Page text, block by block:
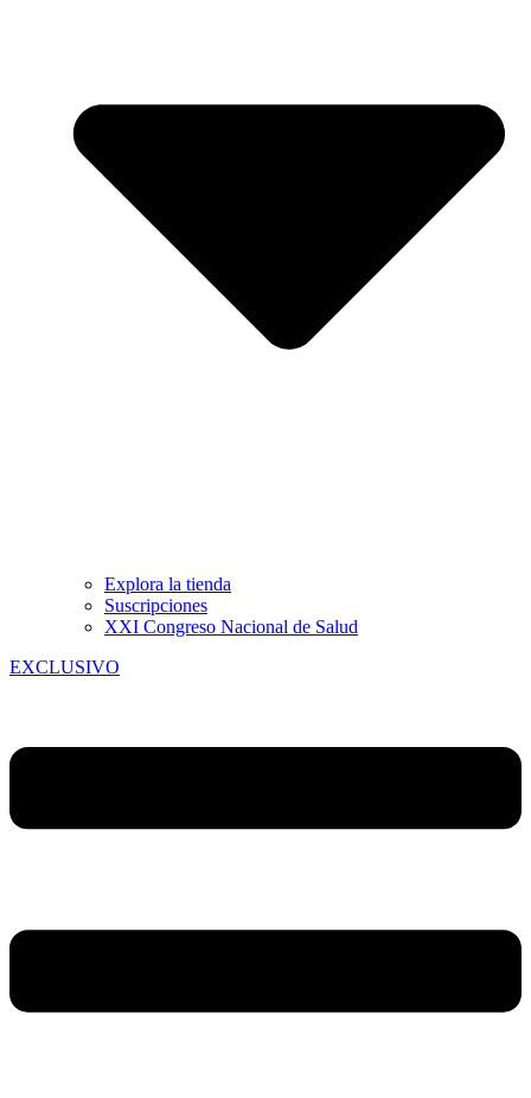
Explora la tienda
Suscripciones
XXI Congreso Nacional de Salud
EXCLUSIVO